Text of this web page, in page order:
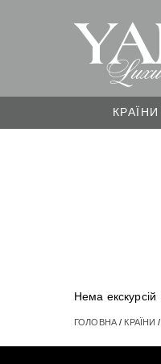
КРАЇНИ
Нема екскурсій
ГОЛОВНА/ КРАЇНИ /